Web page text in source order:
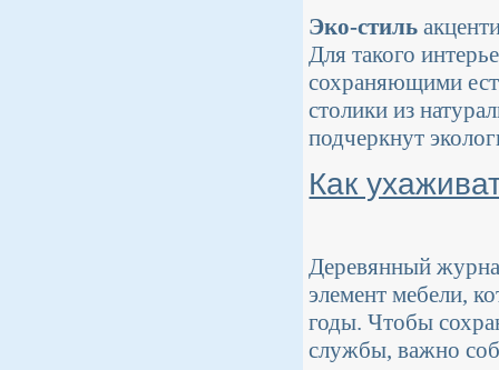
Эко-стиль
Для такого
сохраняющими
столики из
подчеркнут
Как
Деревянный
элемент мебели,
годы. Чтобы
службы, важно